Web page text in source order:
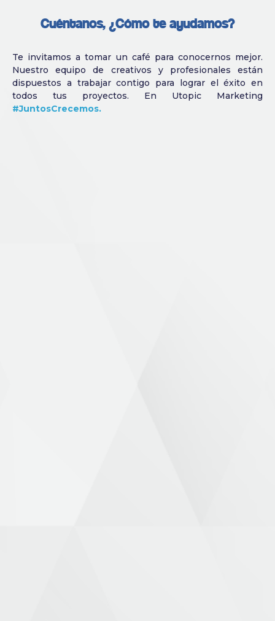
Cuéntanos, ¿Cómo te ayudamos?
Te invitamos a tomar un café para conocernos mejor.
Nuestro equipo de creativos y profesionales están
dispuestos a trabajar contigo para lograr el éxito en
todos tus proyectos. En Utopic Marketing
#JuntosCrecemos.